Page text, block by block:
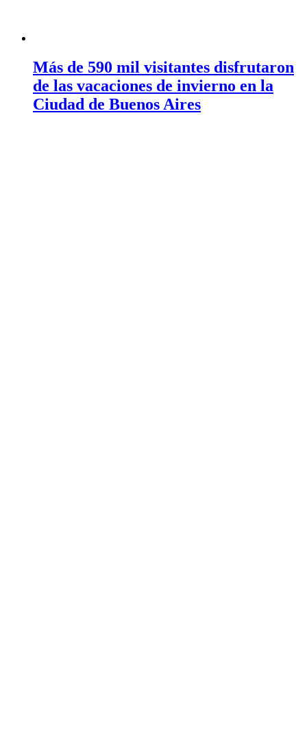
Más de 590 mil visitantes disfrutaron
de las vacaciones de invierno en la
Ciudad de Buenos Aires